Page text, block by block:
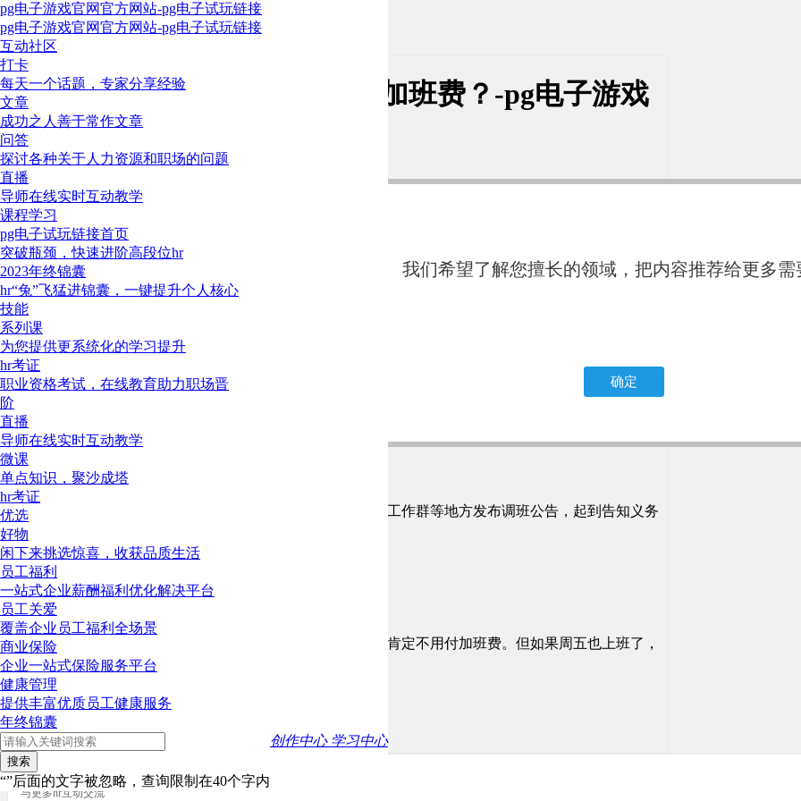
pg电子游戏官网官方网站-pg电子试玩链接
pg电子游戏官网官方网站-pg电子试玩链接
互动社区
打卡
每天一个话题，专家分享经验
文章
成功之人善于常作文章
问答
探讨各种关于人力资源和职场的问题
直播
导师在线实时互动教学
课程学习
pg电子试玩链接首页
突破瓶颈，快速进阶高段位hr
2023年终锦囊
hr“兔”飞猛进锦囊，一键提升个人核心
技能
系列课
为您提供更系统化的学习提升
hr考证
职业资格考试，在线教育助力职场晋
阶
直播
导师在线实时互动教学
微课
单点知识，聚沙成塔
hr考证
优选
好物
闲下来挑选惊喜，收获品质生活
员工福利
一站式企业薪酬福利优化解决平台
员工关爱
覆盖企业员工福利全场景
商业保险
企业一站式保险服务平台
健康管理
提供丰富优质员工健康服务
年终锦囊
创作中心 学习中心
搜索
“”后面的文字被忽略，查询限制在40个字内
三茅问答
周内与周末调班，是否应发放加班费？-pg电子游戏
官网官方网站
6
登录后才可以发表评论哦~请 或
gg95 2022-07-09 09:03
调休不需要，为什么要做这么想呢？
2022-07-07 13:215楼
需要事先让员工签字确认，避免出现歧义。
2022-07-07 11:02
不发，实操的时候最好在公司内部公告栏，邮件，内部工作群等地方发布调班公告，起到告知义务
2022-07-07 09:513楼
调休，不发放加班费。
李碳
假设周五和周日调班，周五休息，周日上班，周日这天肯定不用付加班费。但如果周五也上班了，
那周五要按加班算啊
上林 2022-07-07 09:35
不发
我们希望了解您擅长的领域，把内容推荐给更多需
确定
下载app
与更多hr互动交流